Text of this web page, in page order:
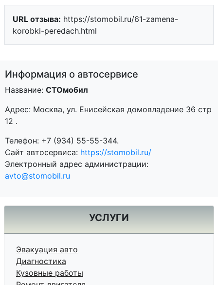
УСЛУГИ
Эвакуация авто
Диагностика
Кузовные работы
URL отзыва: https://stomobil.ru/61-zamena-
korobki-peredach.html
Информация о автосервисе
Название: СТОмобил
Адрес: Москва, ул. Енисейская домовладение 36 стр
12 .
Телефон: +7 (934) 55-55-344.
Сайт автосервиса: https://stomobil.ru/
Электронный адрес администрации:
avto@stomobil.ru